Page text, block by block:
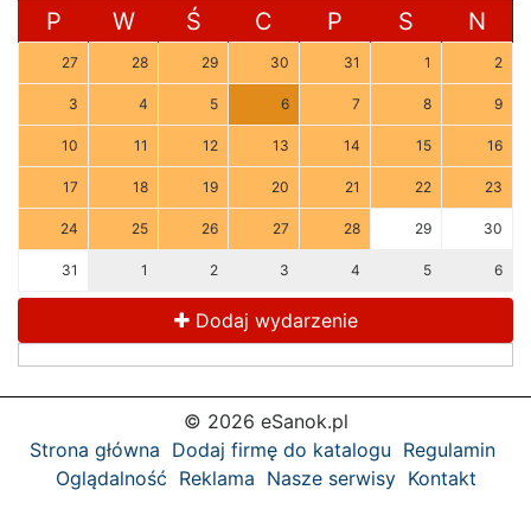
P W Ś C P S N
27 28 29 30 31 1 2
3 4 5 6 7 8 9
10 11 12 13 14 15 16
17 18 19 20 21 22 23
24 25 26 27 28 29 30
31 1 2 3 4 5 6
Dodaj wydarzenie
© 2026 eSanok.pl
Strona główna Dodaj firmę do katalogu Regulamin
Oglądalność Reklama Nasze serwisy Kontakt